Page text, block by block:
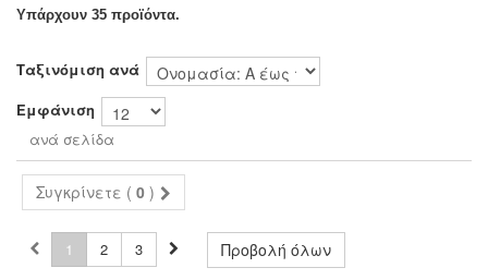
Υπάρχουν 35 προϊόντα.
Ταξινόμιση ανά
Εμφάνιση
ανά σελίδα
Συγκρίνετε ( 0 )
Προβολή όλων
1 2 3